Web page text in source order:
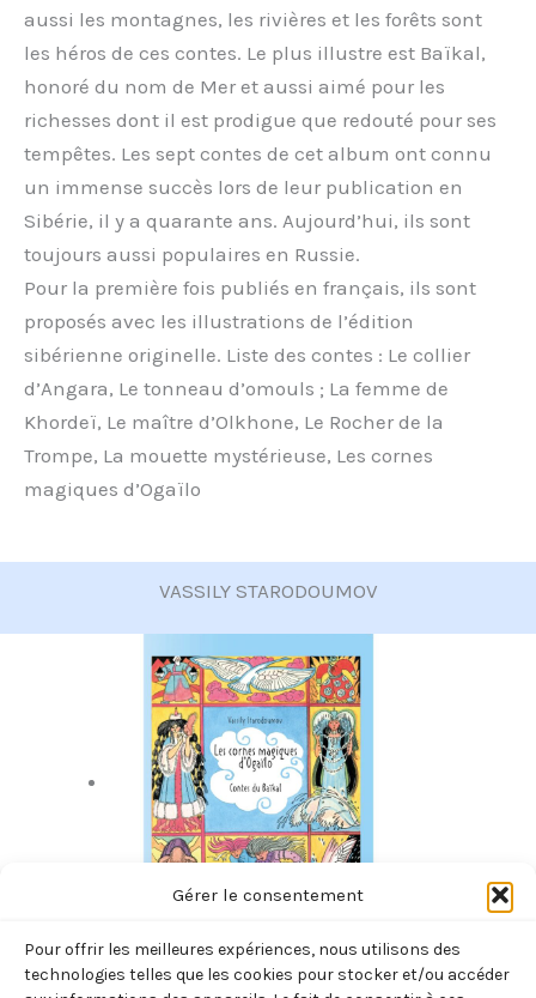
Gérer le consentement
Pour offrir les meilleures expériences, nous utilisons des
technologies telles que les cookies pour stocker et/ou accéder
aussi les montagnes, les rivières et les forêts sont
les héros de ces contes. Le plus illustre est Baïkal,
honoré du nom de Mer et aussi aimé pour les
richesses dont il est prodigue que redouté pour ses
tempêtes. Les sept contes de cet album ont connu
un immense succès lors de leur publication en
Sibérie, il y a quarante ans. Aujourd’hui, ils sont
toujours aussi populaires en Russie.
Pour la première fois publiés en français, ils sont
proposés avec les illustrations de l’édition
sibérienne originelle. Liste des contes : Le collier
d’Angara, Le tonneau d’omouls ; La femme de
Khordeï, Le maître d’Olkhone, Le Rocher de la
Trompe, La mouette mystérieuse, Les cornes
magiques d’Ogaïlo
VASSILY STARODOUMOV